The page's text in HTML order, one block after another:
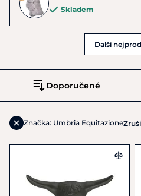
Skladem
Další
Doporučené
Značka: Umbria Equitazione